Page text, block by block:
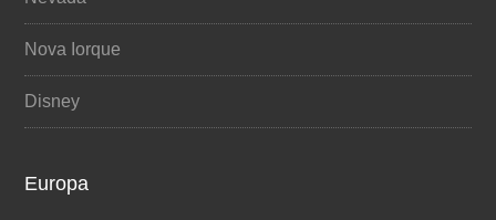
Nova Iorque
Disney
Europa